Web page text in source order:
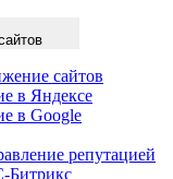
сайтов
в Яндексе
в Google
репутацией
Битрикс